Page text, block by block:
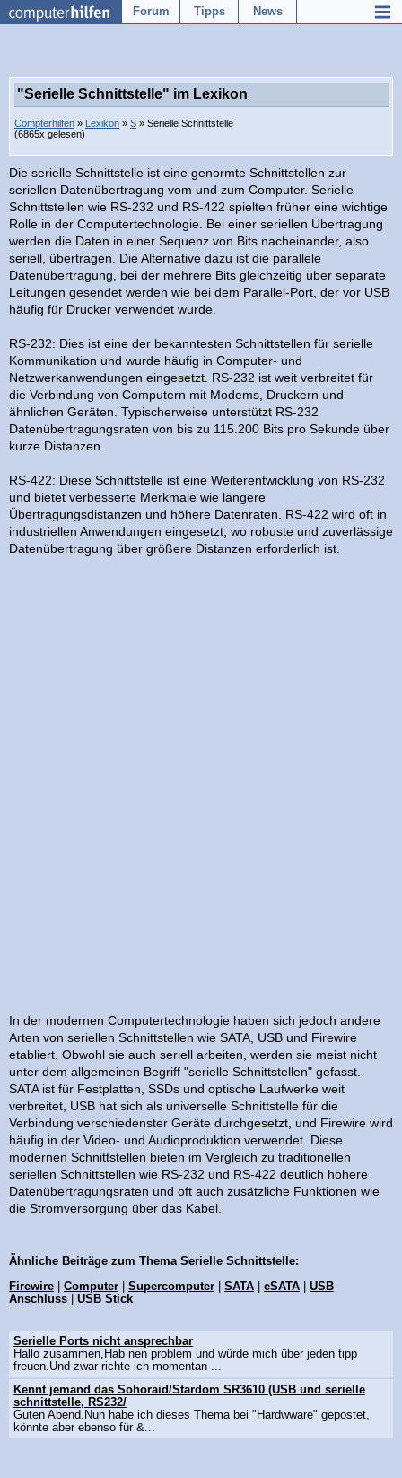
Forum Tipps News
"Serielle Schnittstelle" im Lexikon
Compterhilfen » Lexikon » S » Serielle Schnittstelle
(6865x gelesen)
Die serielle Schnittstelle ist eine genormte Schnittstellen zur
seriellen Datenübertragung vom und zum Computer. Serielle
Schnittstellen wie RS-232 und RS-422 spielten früher eine wichtige
Rolle in der Computertechnologie. Bei einer seriellen Übertragung
werden die Daten in einer Sequenz von Bits nacheinander, also
seriell, übertragen. Die Alternative dazu ist die parallele
Datenübertragung, bei der mehrere Bits gleichzeitig über separate
Leitungen gesendet werden wie bei dem Parallel-Port, der vor USB
häufig für Drucker verwendet wurde.
RS-232: Dies ist eine der bekanntesten Schnittstellen für serielle
Kommunikation und wurde häufig in Computer- und
Netzwerkanwendungen eingesetzt. RS-232 ist weit verbreitet für
die Verbindung von Computern mit Modems, Druckern und
ähnlichen Geräten. Typischerweise unterstützt RS-232
Datenübertragungsraten von bis zu 115.200 Bits pro Sekunde über
kurze Distanzen.
RS-422: Diese Schnittstelle ist eine Weiterentwicklung von RS-232
und bietet verbesserte Merkmale wie längere
Übertragungsdistanzen und höhere Datenraten. RS-422 wird oft in
industriellen Anwendungen eingesetzt, wo robuste und zuverlässige
Datenübertragung über größere Distanzen erforderlich ist.
In der modernen Computertechnologie haben sich jedoch andere
Arten von seriellen Schnittstellen wie SATA, USB und Firewire
etabliert. Obwohl sie auch seriell arbeiten, werden sie meist nicht
unter dem allgemeinen Begriff "serielle Schnittstellen" gefasst.
SATA ist für Festplatten, SSDs und optische Laufwerke weit
verbreitet, USB hat sich als universelle Schnittstelle für die
Verbindung verschiedenster Geräte durchgesetzt, und Firewire wird
häufig in der Video- und Audioproduktion verwendet. Diese
modernen Schnittstellen bieten im Vergleich zu traditionellen
seriellen Schnittstellen wie RS-232 und RS-422 deutlich höhere
Datenübertragungsraten und oft auch zusätzliche Funktionen wie
die Stromversorgung über das Kabel.
Ähnliche Beiträge zum Thema Serielle Schnittstelle:
Firewire
Computer Supercomputer SATA eSATA
USB
Anschluss
USB Stick
Serielle Ports nicht ansprechbar
Hallo zusammen,Hab nen problem und würde mich über jeden tipp
freuen.Und zwar richte ich momentan ...
Kennt jemand das Sohoraid/Stardom SR3610 (USB und serielle
schnittstelle, RS232/
Guten Abend.Nun habe ich dieses Thema bei "Hardwware" gepostet,
könnte aber ebenso für &...